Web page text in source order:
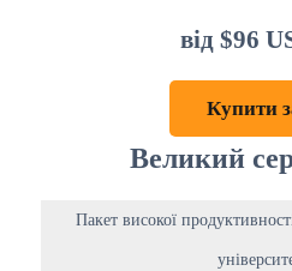
від $96
Купити
Великий
Пакет високої